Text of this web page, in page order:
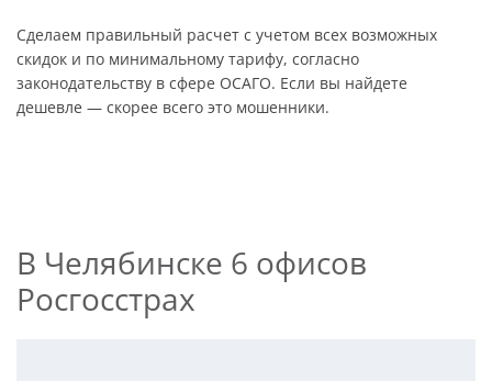
Сделаем правильный расчет с учетом всех возможных
скидок и по минимальному тарифу, согласно
законодательству в сфере ОСАГО. Если вы найдете
дешевле — скорее всего это мошенники.
В Челябинске 6 офисов
Росгосстрах